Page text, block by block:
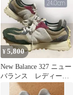
¥5,800
New Balance 327 ニュー
バランス レディー
ス スニーカー 24.0